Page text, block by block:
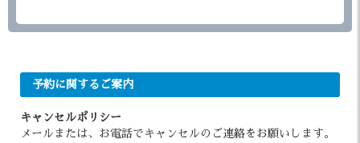
予約に関するご案内
キャンセルポリシー
メールまたは、お電話でキャンセルのご連絡をお願いします。